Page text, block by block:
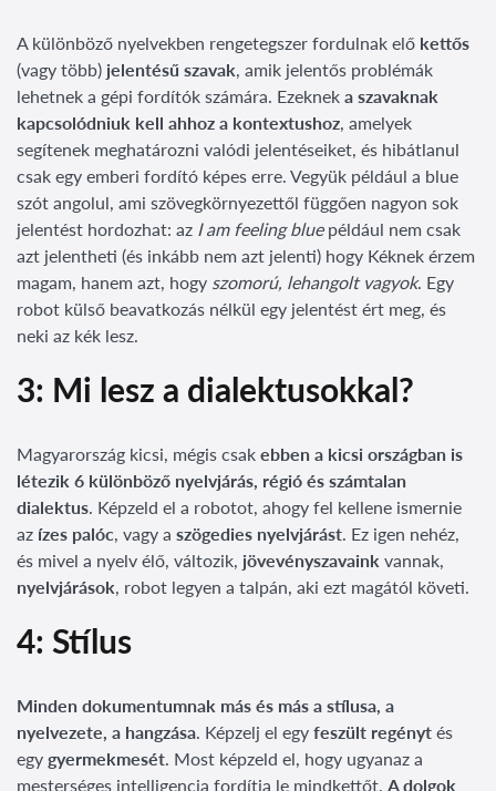
A különböző nyelvekben rengetegszer fordulnak elő kettős
(vagy több) jelentésű szavak, amik jelentős problémák
lehetnek a gépi fordítók számára. Ezeknek a szavaknak
kapcsolódniuk kell ahhoz a kontextushoz, amelyek
segítenek meghatározni valódi jelentéseiket, és hibátlanul
csak egy emberi fordító képes erre. Vegyük például a blue
szót angolul, ami szövegkörnyezettől függően nagyon sok
jelentést hordozhat: az I am feeling bluepéldául nem csak
azt jelentheti (és inkább nem azt jelenti) hogy Kéknek érzem
magam, hanem azt, hogy szomorú, lehangolt vagyok. Egy
robot külső beavatkozás nélkül egy jelentést ért meg, és
neki az kék lesz.
3: Mi lesz a dialektusokkal?
Magyarország kicsi, mégis csak ebben a kicsi országban is
létezik 6 különböző nyelvjárás, régió és számtalan
dialektus. Képzeld el a robotot, ahogy fel kellene ismernie
az ízes palóc, vagy a szögedies nyelvjárást. Ez igen nehéz,
és mivel a nyelv élő, változik, jövevényszavaink vannak,
nyelvjárások, robot legyen a talpán, aki ezt magától követi.
4: Stílus
Minden dokumentumnak más és más a stílusa, a
nyelvezete, a hangzása. Képzelj el egy feszült regényt és
egy gyermekmesét. Most képzeld el, hogy ugyanaz a
mesterséges intelligencia fordítja le mindkettőt. A dolgok